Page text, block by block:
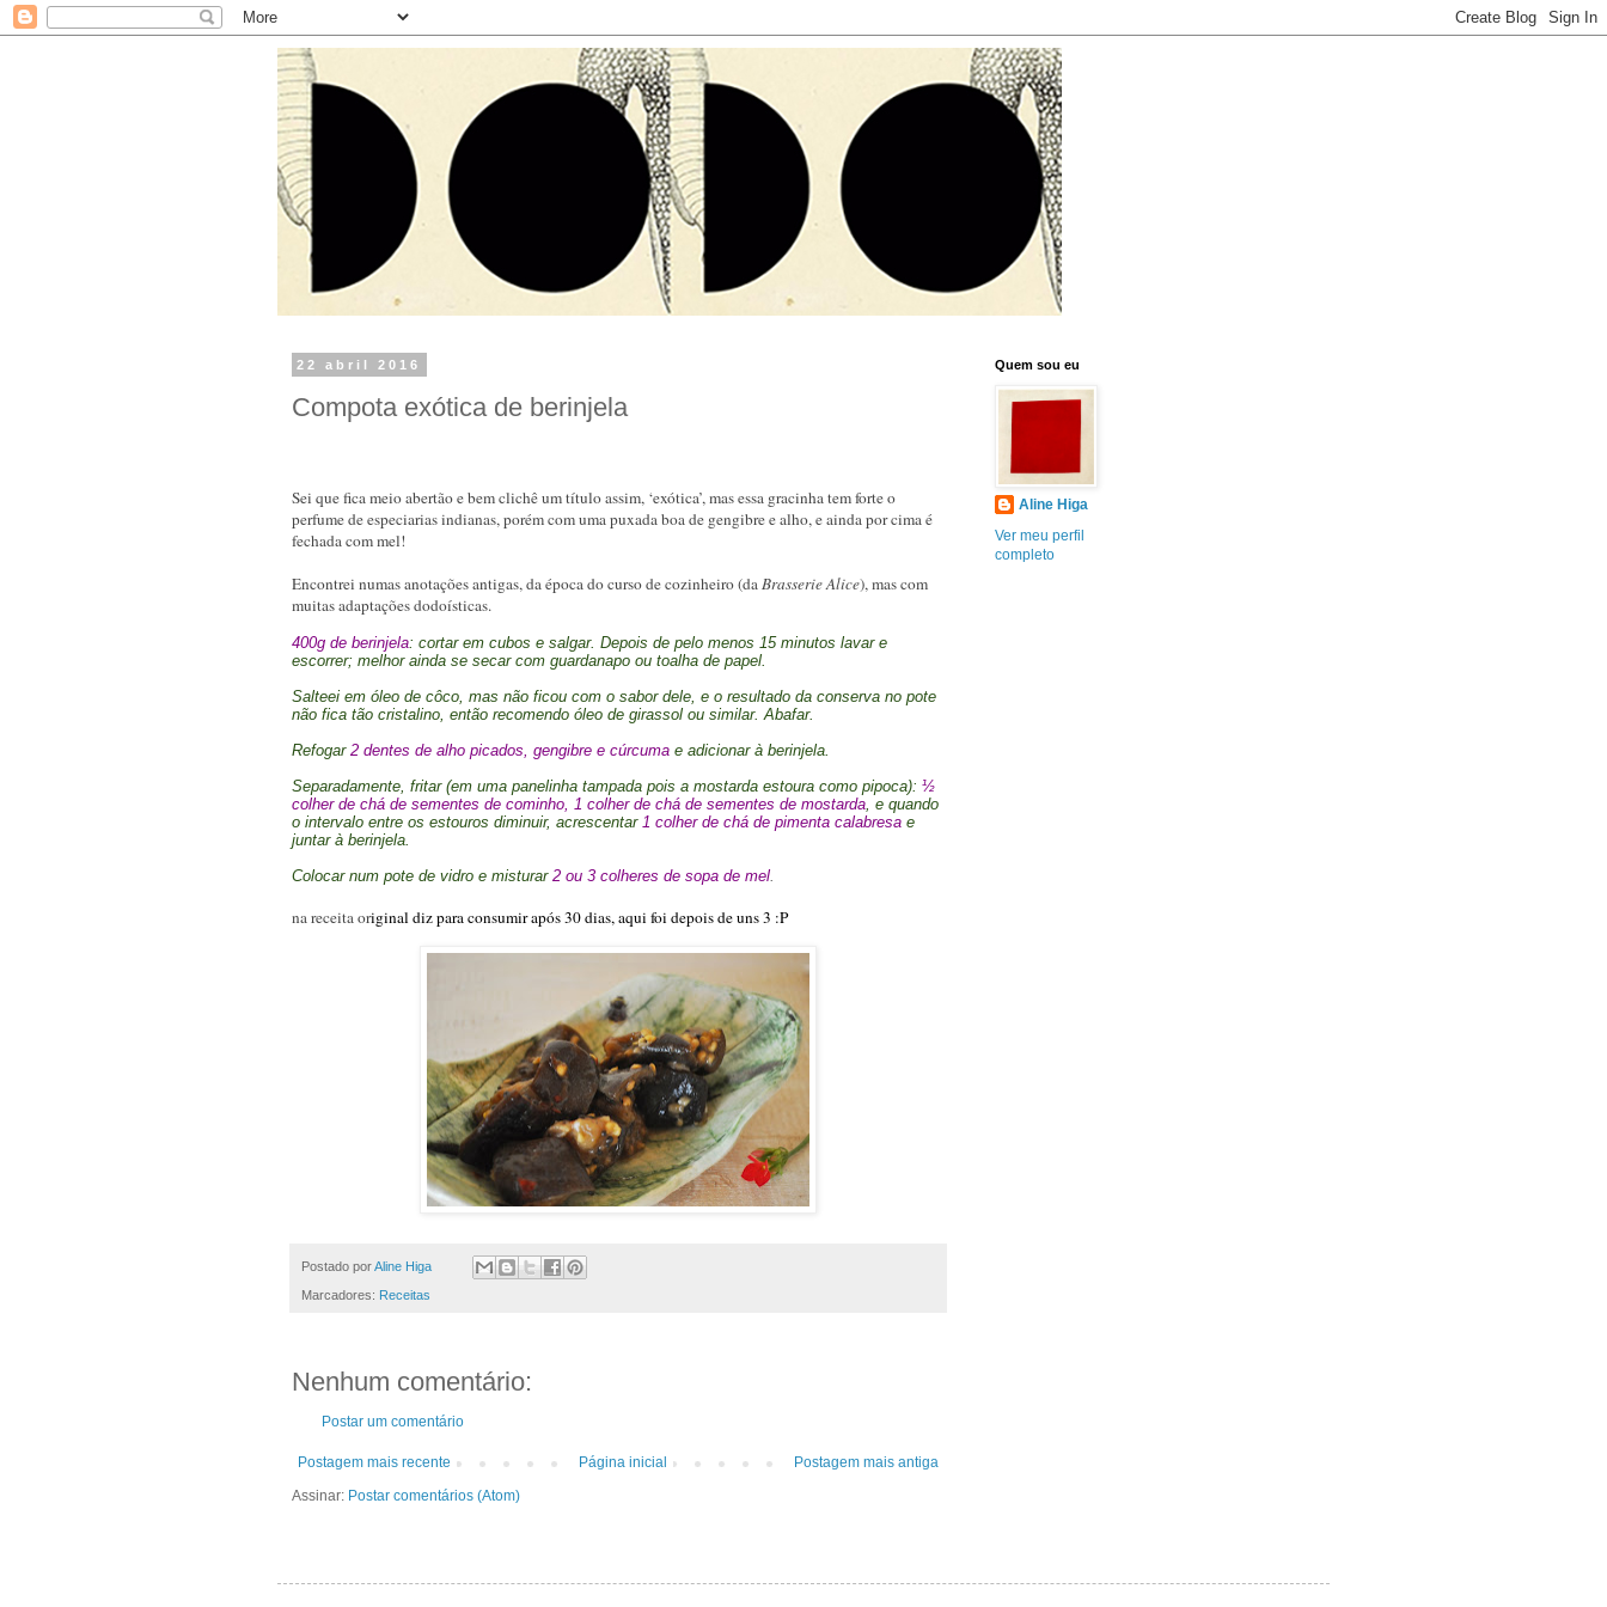
22 abril 2016
Compota exótica de berinjela
Sei que fica meio abertão e bem clichê um título assim, ‘exótica’, mas essa gracinha tem forte o
perfume de especiarias indianas, porém com uma puxada boa de gengibre e alho, e ainda por cima é
fechada com mel!
Encontrei numas anotações antigas, da época do curso de cozinheiro (daBrasserie Alice), mas com
muitas adaptações dodoísticas.
400g de berinjela: cortar em cubos e salgar. Depois de pelo menos 15 minutos lavar e
escorrer; melhor ainda se secar com guardanapo ou toalha de papel.
Salteei em óleo de côco, mas não ficou com o sabor dele, e o resultado da conserva no pote
não fica tão cristalino, então recomendo óleo de girassol ou similar. Abafar.
Refogar 2 dentes de alho picados, gengibre e cúrcuma e adicionar à berinjela.
Separadamente, fritar (em uma panelinha tampada pois a mostarda estoura como pipoca): ½
colher de chá de sementes de cominho, 1 colher de chá de sementes de mostarda , e quando
o intervalo entre os estouros diminuir, acrescentar 1 colher de chá de pimenta calabresa e
juntar à berinjela.
Colocar num pote de vidro e misturar 2 ou 3 colheres de sopa de mel
na receita original diz para consumir após 30 dias, aqui foi depois de uns 3 :P
Postado porAline Higa
Marcadores: Receitas
Nenhum comentário:
Postar um comentário
Postagem mais recente Postagem mais antiga
Página inicial
Assinar: Postar comentários (Atom)
Quem sou eu
Aline Higa
Ver meu perfil
completo